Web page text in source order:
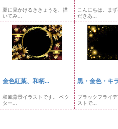
夏に見かけるききょうを、描
いてみ...
こんにちは。ま
だきあ...
金色紅葉、和柄...
和風背景イラストです。 ベク
ター...
黒・金色・キ
ブラックフライ
ストで...